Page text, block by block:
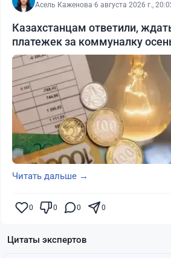
Асель Каженова·6 августа 2026 г.,
Казахстанцам ответили,
платежек за коммуналку
Читать дальше →
0 0 0 0
Цитаты экспертов